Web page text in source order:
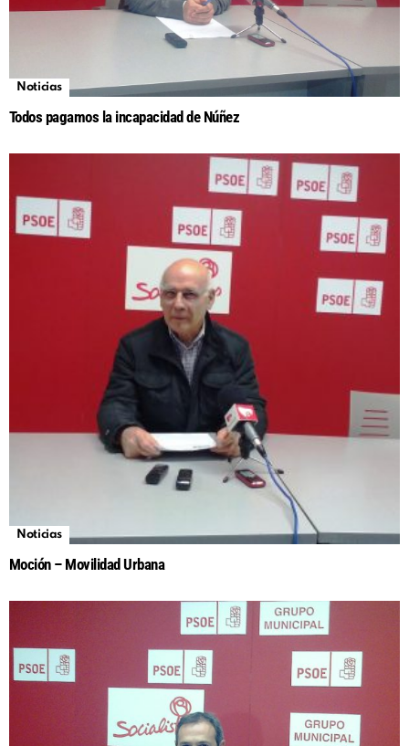
Noticias
Todos pagamos la incapacidad de Núñez
Noticias
Moción – Movilidad Urbana